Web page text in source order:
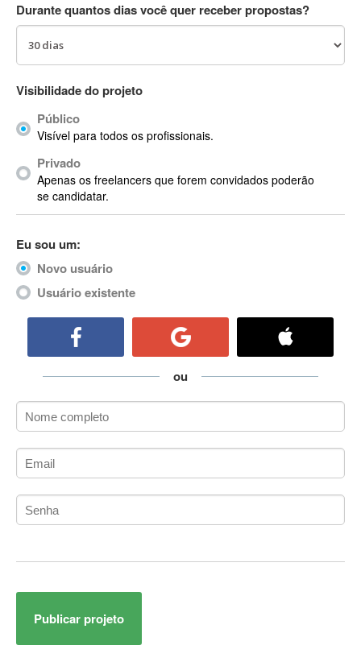
ACARS
AccountMate
Acrobat
Acrobat X
Acronis
ACT
ActionScript
ActionScript 3
Active Directory
ActiveX Data Objects (ADO)
ADK
Administração Acadêmica
Administração de Artistas e Repertórios
Administração de Banco de Dados
Administração de Redes
Administrador de Sistemas
Adobe After Effects
Adobe AIR
Durante quantos dias você quer receber propostas?
Visibilidade do projeto
Público
Visível para todos os profissionais.
Privado
Apenas os freelancers que forem convidados poderão
se candidatar.
Eu sou um:
Novo usuário
Usuário existente
ou
Publicar projeto